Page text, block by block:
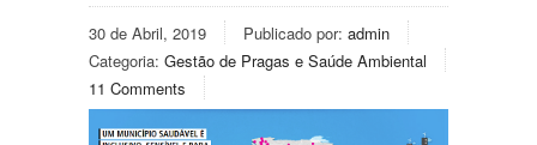
30 de Abril, 2019 Publicado por: admin
Categoria: Gestão de Pragas e Saúde Ambiental
11 Comments